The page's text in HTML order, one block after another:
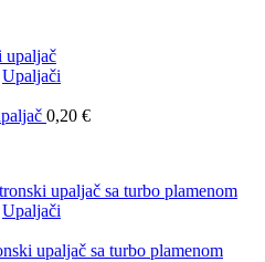
Upaljači
0,20 €
Upaljači
upaljač sa turbo plamenom